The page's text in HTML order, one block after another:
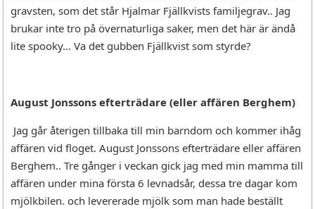
gravsten, som det står Hjalmar Fjällkvists familjegrav.. Jag
brukar inte tro på övernaturliga saker, men det här är ändå
lite spooky… Va det gubben Fjällkvist som styrde?
August Jonssons efterträdare (eller affären Berghem)
Jag går återigen tillbaka till min barndom och kommer ihåg
affären vid floget. August Jonssons efterträdare eller affären
Berghem.. Tre gånger i veckan gick jag med min mamma till
affären under mina första 6 levnadsår, dessa tre dagar kom
mjölkbilen. och levererade mjölk som man hade beställt